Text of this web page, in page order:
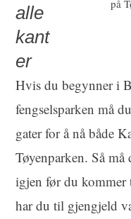
på
alle
kant
er
Hvis du begynner i
fengselsparken må
gater for å nå både
Tøyenparken. Så
igjen før du kommer
har du til gjengjeld